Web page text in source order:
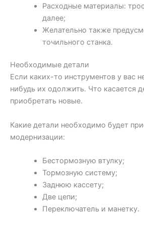
Расходные материалы:
далее;
Желательно также
точильного станка.
Необходимые детали
Если каких-то инструментов у вас
нибудь их одолжить. Что касается
приобретать новые.
Какие детали необходимо будет
модернизации:
Бестормозную втулку;
Тормозную систему;
Заднюю кассету;
Две цепи;
Переключатель и манетку.